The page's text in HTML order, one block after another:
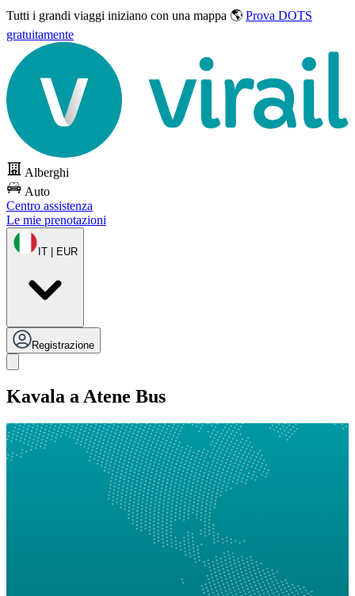
Tutti i grandi viaggi iniziano con una mappa 🌎 Prova DOTS
gratuitamente
Alberghi
Auto
Centro assistenza
Le mie prenotazioni
IT | EUR
Registrazione
Kavala a Atene Bus